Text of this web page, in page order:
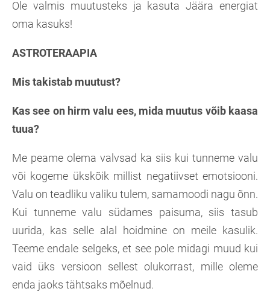
Ole valmis muutusteks ja kasuta Jäära energiat
oma kasuks!
ASTROTERAAPIA
Mis takistab muutust?
Kas see on hirm valu ees, mida muutus võib kaasa
tuua?
Me peame olema valvsad ka siis kui tunneme valu
või kogeme ükskõik millist negatiivset emotsiooni.
Valu on teadliku valiku tulem, samamoodi nagu õnn.
Kui tunneme valu südames paisuma, siis tasub
uurida, kas selle alal hoidmine on meile kasulik.
Teeme endale selgeks, et see pole midagi muud kui
vaid üks versioon sellest olukorrast, mille oleme
enda jaoks tähtsaks mõelnud.